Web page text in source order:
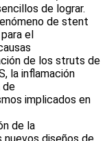
de lograr.
de stent
el
de los struts de
la inflamación
de
implicados en
de la